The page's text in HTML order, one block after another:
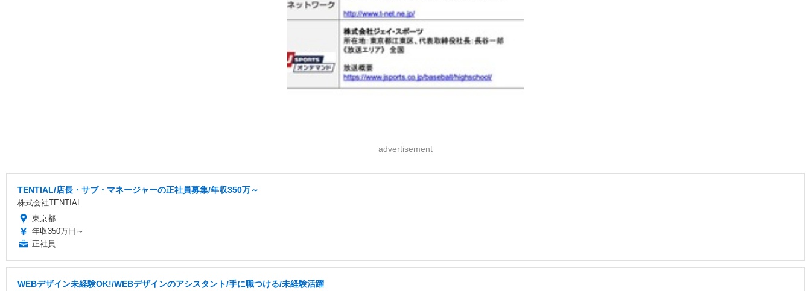
advertisement
TENTIAL/店長・サブ・マネージャーの正社員募集/年収350万～
株式会社TENTIAL
東京都
年収350万円～
正社員
WEBデザイン未経験OK!/WEBデザインのアシスタント/手に職つける/未経験活躍